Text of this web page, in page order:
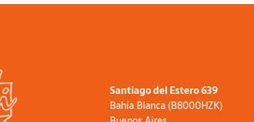
Santiago del Estero 639
Bahía Blanca (B8000HZK)